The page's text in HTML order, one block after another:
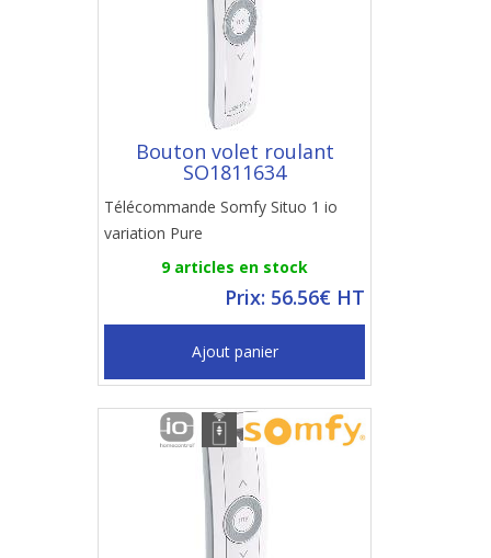
Bouton volet roulant
SO1811634
Télécommande Somfy Situo 1 io
variation Pure
9 articles en stock
Prix: 56.56€ HT
Ajout panier